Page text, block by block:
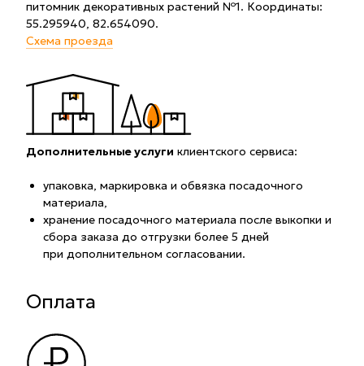
питомник декоративных растений №1. Координаты:
55.295940, 82.654090.
Схема проезда
Дополнительные услуги клиентского сервиса:
упаковка, маркировка и обвязка посадочного
материала,
хранение посадочного материала после выкопки и
сбора заказа до отгрузки более 5 дней
при дополнительном согласовании.
Оплата